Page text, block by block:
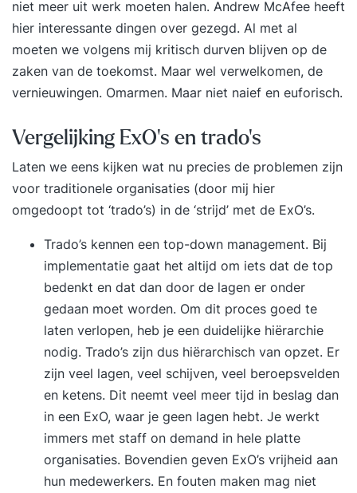
niet meer uit werk moeten halen. Andrew McAfee heeft
hier interessante dingen over gezegd. Al met al
moeten we volgens mij kritisch durven blijven op de
zaken van de toekomst. Maar wel verwelkomen, de
vernieuwingen. Omarmen. Maar niet naief en euforisch.
Vergelijking ExO’s en trado’s
Laten we eens kijken wat nu precies de problemen zijn
voor traditionele organisaties (door mij hier
omgedoopt tot ‘trado’s) in de ‘strijd’ met de ExO’s.
Trado’s kennen een top-down management. Bij
implementatie gaat het altijd om iets dat de top
bedenkt en dat dan door de lagen er onder
gedaan moet worden. Om dit proces goed te
laten verlopen, heb je een duidelijke hiërarchie
nodig. Trado’s zijn dus hiërarchisch van opzet. Er
zijn veel lagen, veel schijven, veel beroepsvelden
en ketens. Dit neemt veel meer tijd in beslag dan
in een ExO, waar je geen lagen hebt. Je werkt
immers met staff on demand in hele platte
organisaties. Bovendien geven ExO’s vrijheid aan
hun medewerkers. En fouten maken mag niet